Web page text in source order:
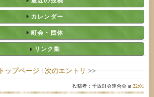
カレンダー
町会・団体
リンク集
トップページ | 次のエントリ >>
投稿者：千坂町会連合会 at22:01